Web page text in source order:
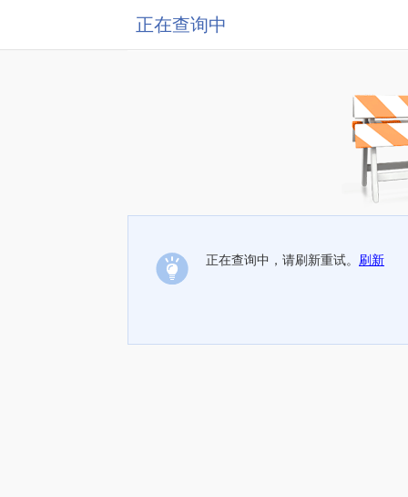
正在查询中
正在查询中，请刷新重试。 刷新